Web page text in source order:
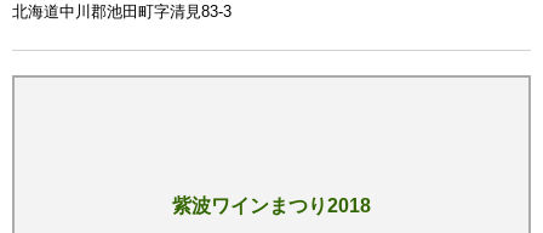
北海道中川郡池田町字清見83-3
紫波ワインまつり2018